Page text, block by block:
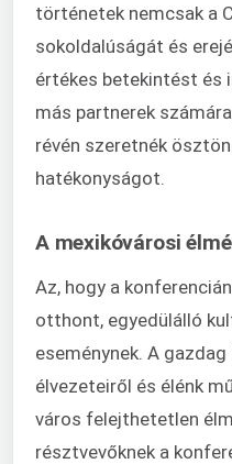
történetek nemcsak a
sokoldalúságát és
értékes betekintést és
más partnerek
révén szeretnék
hatékonyságot.
A mexikóvárosi
Az, hogy a
otthont, egyedülálló
eseménynek. A
élvezeteiről és élénk
város felejthetetlen
résztvevőknek a